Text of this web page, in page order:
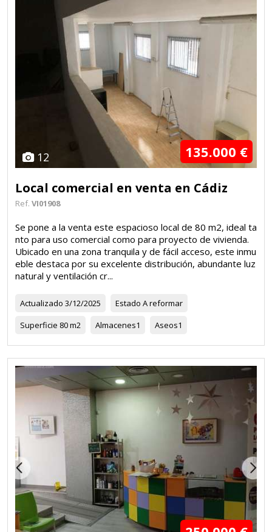
12 135.000 €
Local comercial en venta en Cádiz
Ref. VI01908
Se pone a la venta este espacioso local de 80 m2, ideal ta
nto para uso comercial como para proyecto de vivienda.
Ubicado en una zona tranquila y de fácil acceso, este inmu
eble destaca por su excelente distribución, abundante luz
natural y ventilación cr...
Actualizado 3/12/2025 Estado A reformar
Superficie 80 m2 Almacenes1 Aseos1